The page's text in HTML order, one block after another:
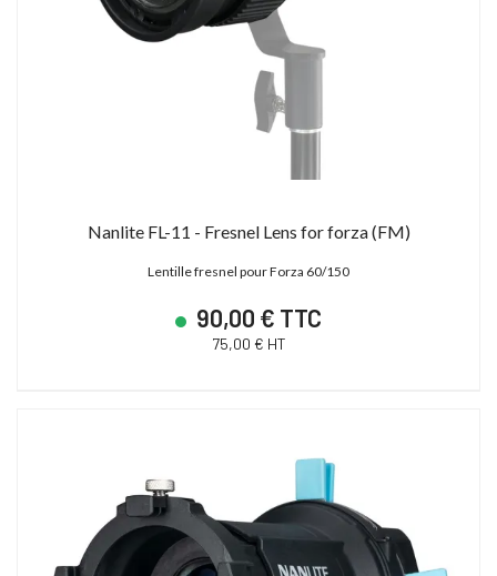
Nanlite FL-11 - Fresnel Lens for forza (FM)
Lentille fresnel pour Forza 60/150
90,00 € TTC
75,00 € HT